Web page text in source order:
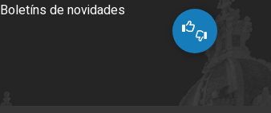
Boletíns de novidades